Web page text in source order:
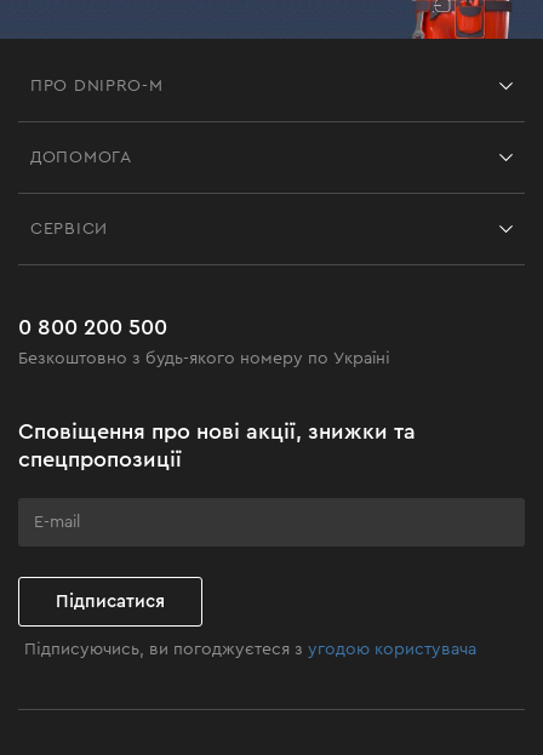
ПРО DNIPRO-M
Чорна п'ятниця
Клуб майстерності
ДОПОМОГА
Поширені запитання
СЕРВІСИ
0 800 200 500
Безкоштовно з будь-якого номеру по Україні
Сповіщення про нові акції, знижки та
спецпропозиції
Підписатися
Підписуючись, ви погоджуєтеся зугодою користувача